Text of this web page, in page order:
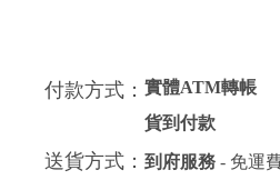
付款方式： 實體ATM轉帳
貨到付款
送貨方式： 到府服務 - 免運